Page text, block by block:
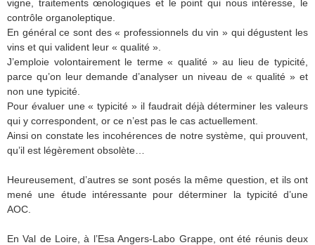
vigne, traitements œnologiques et le point qui nous intéresse, le
contrôle organoleptique.
En général ce sont des « professionnels du vin » qui dégustent les
vins et qui valident leur « qualité ».
J’emploie volontairement le terme « qualité » au lieu de typicité,
parce qu’on leur demande d’analyser un niveau de « qualité » et
non une typicité.
Pour évaluer une « typicité » il faudrait déjà déterminer les valeurs
qui y correspondent, or ce n’est pas le cas actuellement.
Ainsi on constate les incohérences de notre système, qui prouvent,
qu’il est légèrement obsolète…
Heureusement, d’autres se sont posés la même question, et ils ont
mené une étude intéressante pour déterminer la typicité d’une
AOC.
En Val de Loire, à l’Esa Angers-Labo Grappe, ont été réunis deux